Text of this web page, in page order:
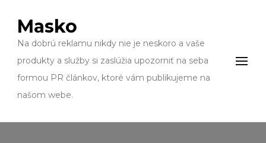
Masko
Na dobrú reklamu nikdy nie je neskoro a vaše
produkty a služby si zaslúžia upozorniť na seba
formou PR článkov, ktoré vám publikujeme na
našom webe.